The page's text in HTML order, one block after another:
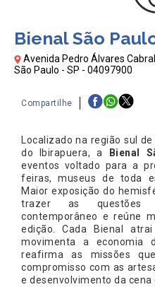
Bienal São
Avenida Pedro Álvares
São Paulo - SP - 04097900
Compartilhe
Localizado na região sul
do Ibirapuera, a
Bienal
eventos voltado para a
feiras, museus de toda
Maior exposição do
trazer as questões
contemporâneo e reúne
edição. Cada Bienal
movimenta a economia
reafirma as missões
compromisso com as
e desenvolvimento da